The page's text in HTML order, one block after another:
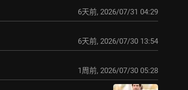
6天前, 2026/07/31 04:29
6天前, 2026/07/30 13:54
1周前, 2026/07/30 05:28